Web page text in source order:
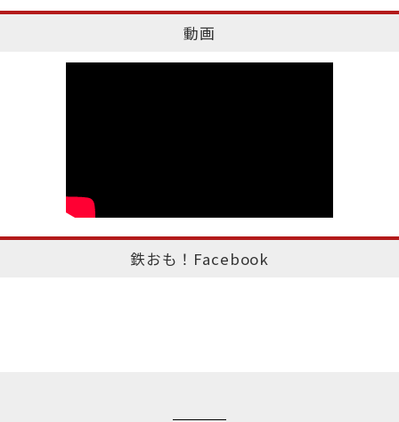
動画
鉄おも！Facebook